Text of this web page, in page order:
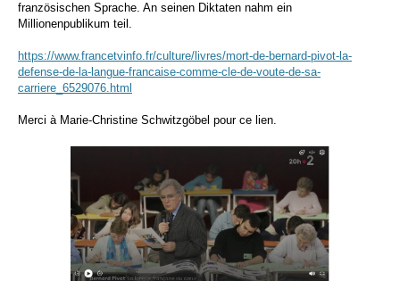
französischen Sprache. An seinen Diktaten nahm ein
Millionenpublikum teil.
https://www.francetvinfo.fr/culture/livres/mort-de-bernard-pivot-la-
defense-de-la-langue-francaise-comme-cle-de-voute-de-sa-
carriere_6529076.html
Merci à Marie-Christine Schwitzgöbel pour ce lien.